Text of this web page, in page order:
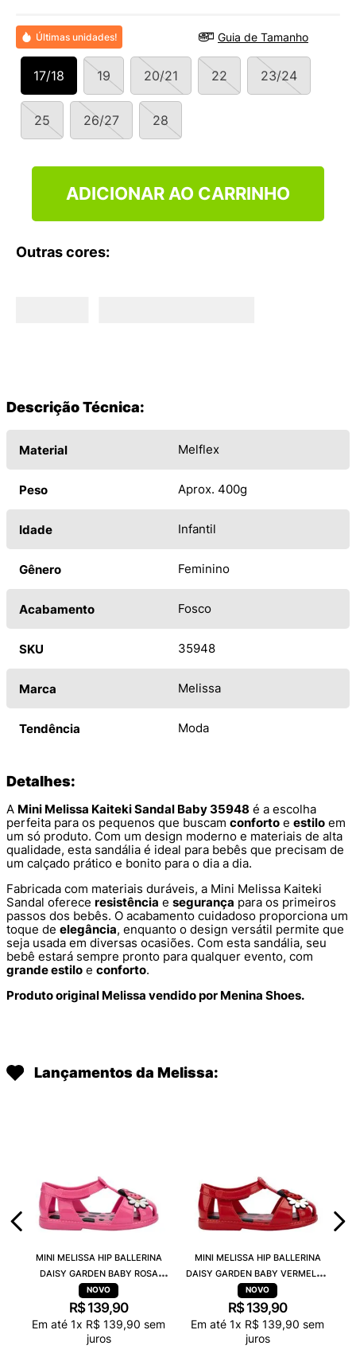
Últimas unidades! Guia de Tamanho
17/18 19 20/21 22 23/24
25 26/27 28
ADICIONAR AO CARRINHO
Outras cores:
Descrição Técnica:
Material Melflex
Peso Aprox. 400g
Idade Infantil
Gênero Feminino
Acabamento Fosco
SKU 35948
Marca Melissa
Tendência Moda
Detalhes:
A Mini Melissa Kaiteki Sandal Baby 35948 é a escolha
perfeita para os pequenos que buscam conforto e estilo em
um só produto. Com um design moderno e materiais de alta
qualidade, esta sandália é ideal para bebês que precisam de
um calçado prático e bonito para o dia a dia.
Fabricada com materiais duráveis, a Mini Melissa Kaiteki
Sandal oferece resistência e segurança para os primeiros
passos dos bebês. O acabamento cuidadoso proporciona um
toque de elegância, enquanto o design versátil permite que
seja usada em diversas ocasiões. Com esta sandália, seu
bebê estará sempre pronto para qualquer evento, com
grande estilo e conforto.
Produto original Melissa vendido por Menina Shoes.
Lançamentos da Melissa:
MINI MELISSA HIP BALLERINA
DAISY GARDEN BABY ROSA
PRETO 38115
R$ 139,90
Em até 1x R$ 139,90 sem
juros
MINI MELISSA HIP BALLERINA
DAISY GARDEN BABY VERMELHO
PRETO 38115
R$ 139,90
Em até 1x R$ 139,90 sem
juros
10º VEJA COUNTRY